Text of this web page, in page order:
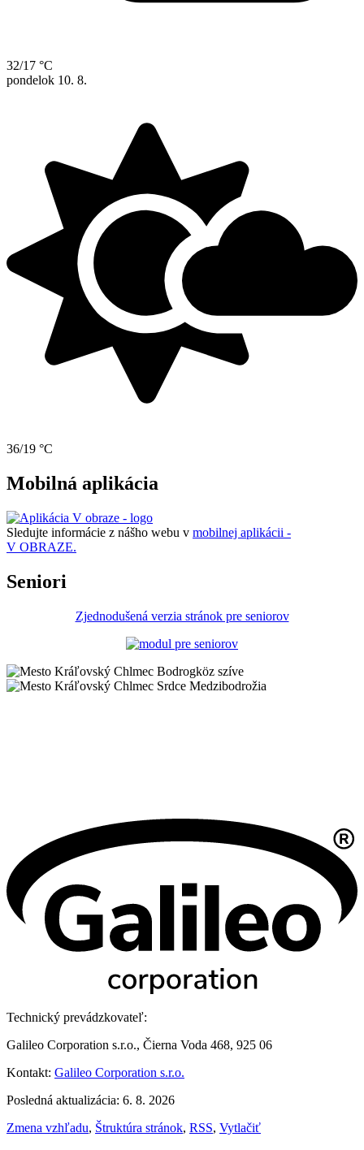
32/17 °C
pondelok 10. 8.
36/19 °C
Mobilná aplikácia
Sledujte informácie z nášho webu v mobilnej aplikácii -
V OBRAZE.
Seniori
Zjednodušená verzia stránok pre seniorov
Bodrogköz szíve
Srdce Medzibodrožia
Technický prevádzkovateľ:
Galileo Corporation s.r.o., Čierna Voda 468, 925 06
Kontakt: Galileo Corporation s.r.o.
Posledná aktualizácia: 6. 8. 2026
Zmena vzhľadu, Štruktúra stránok, RSS, Vytlačiť